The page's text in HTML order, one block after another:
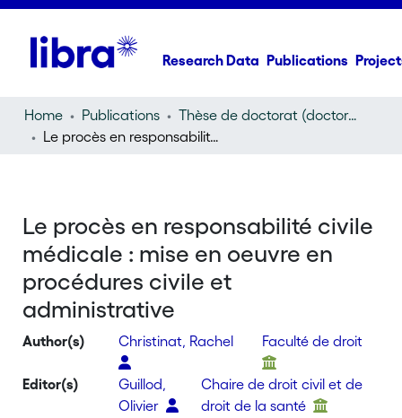
Research Data Publications
Home Publications
Thèse de doctorat (doctoral thesis)
Le procès en responsabilité civile médicale : mise en oeuvre en procédures civile et administrative
Le procès en responsabilité civile
médicale : mise en oeuvre en
procédures civile et
administrative
Author(s) Christinat, Rachel Faculté de droit
Editor(s)
Guillod,
Olivier
Chaire de droit civil et de
droit de la santé